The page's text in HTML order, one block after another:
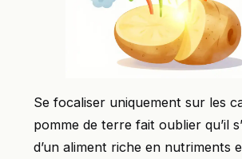
Se focaliser uniquement sur les
pomme de terre fait oublier qu’il
d’un aliment riche en nutriments